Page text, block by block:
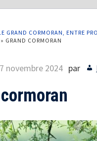
GRAND CORMORAN, ENTRE
» GRAND CORMORAN
7 novembre 2024 par